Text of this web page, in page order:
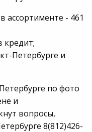
ассортименте - 461
кредит;
Петербурге и
по фото
и
вопросы,
8(812)426-